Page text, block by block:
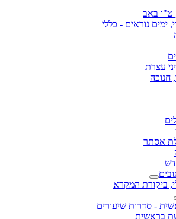
ט"ו באב
ימים נוראים - כללי
עצרת
חנוכה
אסתר
ביקורת המקרא
- סדרות שיעורים
בראשית